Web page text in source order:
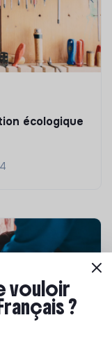
écologique
vouloir
?